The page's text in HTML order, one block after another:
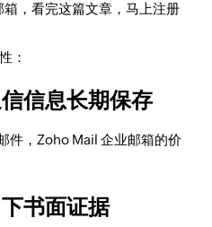
，看完这篇文章，马上注册
：
信息长期保存
，Zoho Mail 企业邮箱的价
书面证据